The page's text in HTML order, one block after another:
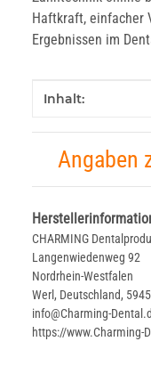
Haftkraft, einfacher
Ergebnissen im
Produkteigenschaft
Wert
Inhalt:
Angaben
CHARMING
Langenwiedenweg 92
Nordrhein-Westfalen
Werl, Deutschland,
info@Charming-
https://www.Charming-